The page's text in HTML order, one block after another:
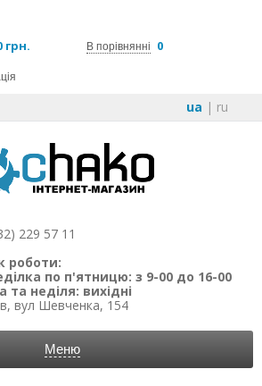
грн. В порівнянні 0
ua | ru
229 57 11
роботи:
по п'ятницю: з 9-00 до 16-00
та неділя: вихідні
вул Шевченка, 154
Меню